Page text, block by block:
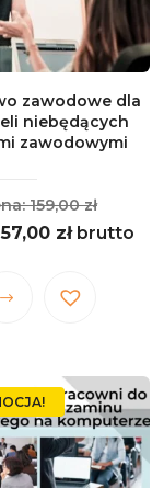
stronie
produktu
zawodowe dla
niebędących
zawodowymi
159,00zł
cena
57,00 złAktualna
wynosi:
brutto
Ten
wiele
wariantów.
Opcje
można